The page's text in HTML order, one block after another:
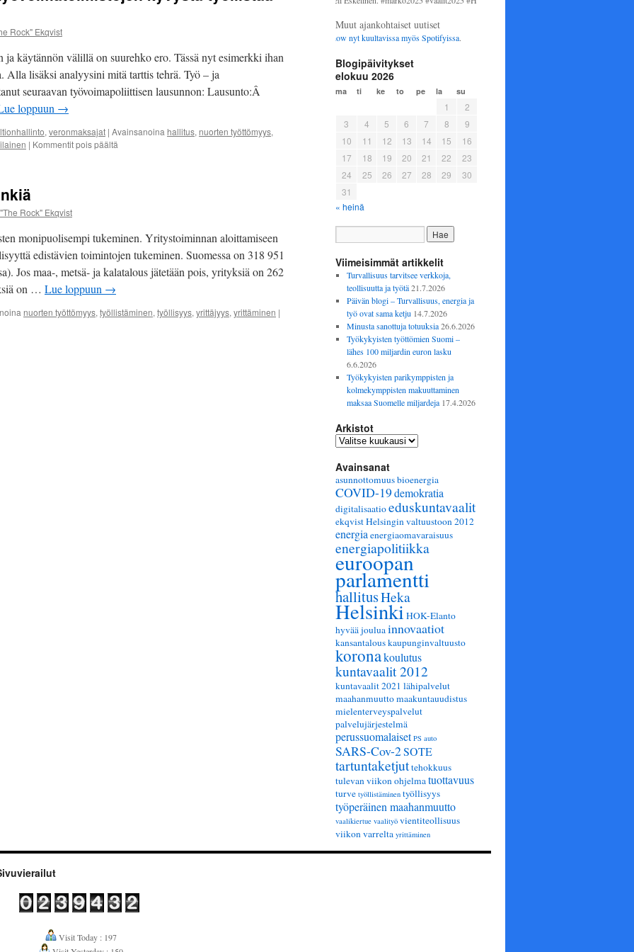
Rock" Ekqvist
käytännön välillä on suurehko ero. Tässä nyt esimerkki ihan
Alla lisäksi analyysini mitä tarttis tehrä. Työ – ja
seuraavan työvoimapoliittisen lausunnon: Lausunto:Â
loppuun →
, veronmaksajat | Avainsanoina hallitus, nuorten työttömyys,
| Kommentit pois päältä
työnhakijaa
Rock" Ekqvist
monipuolisempi tukeminen. Yritystoiminnan aloittamiseen
edistävien toimintojen tukeminen. Suomessa on 318 951
Jos maa-, metsä- ja kalatalous jätetään pois, yrityksiä on 262
on … Lue loppuun →
nuorten työttömyys, työllistäminen, työllisyys, yrittäjyys, yrittäminen |
Muut ajankohtaiset uutiset
Marko Ekqvist – Talk Show nyt kuultavissa myösSpotifyissa.
Blogipäivitykset
elokuu 2026
ma ti ke to pe la su
1
2
3
4 5 6 7 8
9
10
11 12 13 14 15
16
17
18 19 20 21 22
23
24
25 26 27 28 29
30
31
« heinä
Viimeisimmät artikkelit
Turvallisuus tarvitsee verkkoja,
teollisuutta ja työtä 21.7.2026
Päivän blogi – Turvallisuus, energia ja
työ ovat sama ketju 14.7.2026
Minusta sanottuja totuuksia 26.6.2026
Työkykyisten työttömien Suomi –
lähes 100 miljardin euron lasku
6.6.2026
Työkykyisten parikymppisten ja
kolmekymppisten makuuttaminen
maksaa Suomelle miljardeja 17.4.2026
Arkistot
Arkistot
Avainsanat
asunnottomuusbioenergia
COVID-19demokratia
digitalisaatioeduskuntavaalit
ekqvist Helsingin valtuustoon 2012
energia energiaomavaraisuus
energiapolitiikka
euroopan
parlamentti
hallitusHeka
HelsinkiHOK-Elanto
hyvää jouluainnovaatiot
kansantalouskaupunginvaltuusto
koronakoulutus
kuntavaalit 2012
kuntavaalit 2021 lähipalvelut
maahanmuuttomaakuntauudistus
mielenterveyspalvelut
palvelujärjestelmä
perussuomalaiset PS auto
SARS-Cov-2SOTE
tartuntaketjuttehokkuus
tulevan viikon ohjelmatuottavuus
turve työllistäminen työllisyys
työperäinen maahanmuutto
vaalikiertue vaalityö vientiteollisuus
viikon varrelta yrittäminen
Visit Today : 197